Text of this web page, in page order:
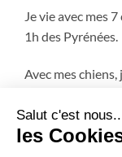
Je vie avec mes
1h des Pyrénées.
Avec mes